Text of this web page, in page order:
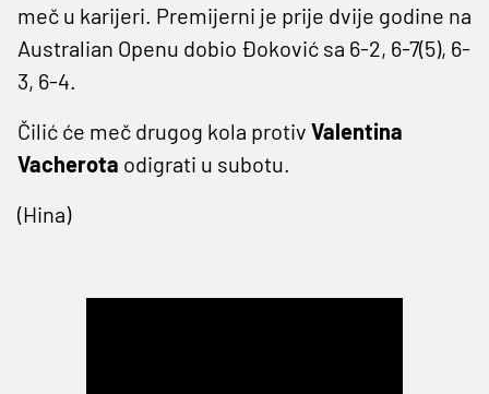
meč u karijeri. Premijerni je prije dvije godine na
Australian Openu dobio Đoković sa 6-2, 6-7(5), 6-
3, 6-4.
Čilić će meč drugog kola protiv Valentina
Vacherota odigrati u subotu.
(Hina)